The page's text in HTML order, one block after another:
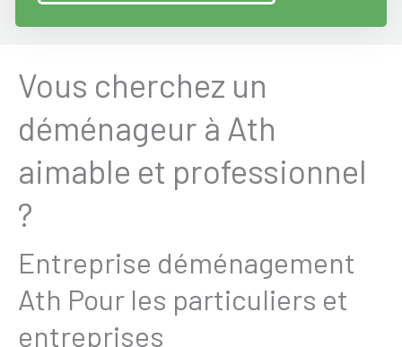
Vous cherchez un
déménageur à Ath
aimable et professionnel
?
Entreprise déménagement
Ath Pour les particuliers et
entreprises